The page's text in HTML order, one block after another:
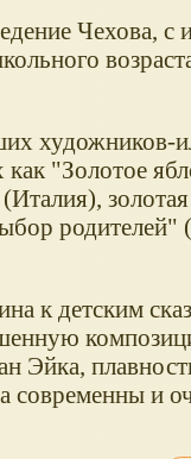
Чехова, с
художников-
"Золотое
к детским
Эйка,
и